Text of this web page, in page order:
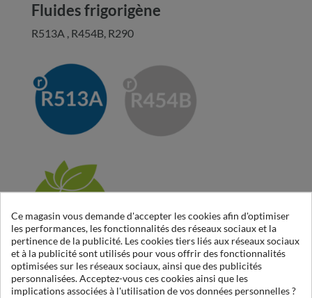
Fluides frigorigène
R513A , R454B, R290
Ce magasin vous demande d'accepter les cookies afin d'optimiser
les performances, les fonctionnalités des réseaux sociaux et la
pertinence de la publicité. Les cookies tiers liés aux réseaux sociaux
et à la publicité sont utilisés pour vous offrir des fonctionnalités
optimisées sur les réseaux sociaux, ainsi que des publicités
personnalisées. Acceptez-vous ces cookies ainsi que les
implications associées à l'utilisation de vos données personnelles ?